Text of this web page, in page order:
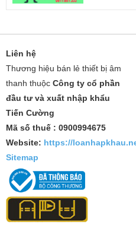
Liên hệ
Thương hiệu bán lẻ thiết bị âm
thanh thuộc Công ty cổ phần
đầu tư và xuất nhập khẩu
Tiến Cường
Mã số thuế : 0900994675
Website: https://
Sitemap